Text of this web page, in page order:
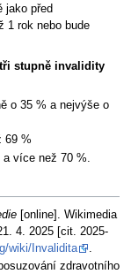
jako před
1 rok nebo bude
tři stupně invalidity
o 35 % a nejvýše o
69 %
více než 70 %.
[online]. Wikimedia
4. 2025 [cit. 2025-
wiki/Invalidita
.
zdravotního